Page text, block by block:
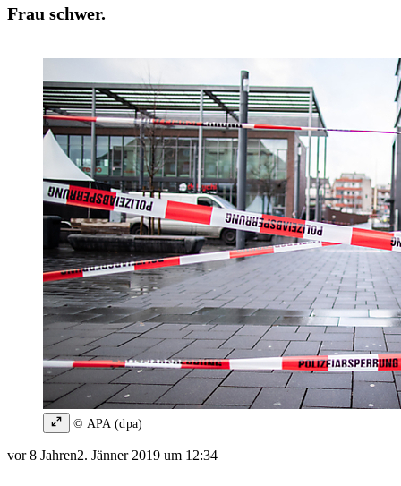
Frau schwer.
© APA (dpa)
vor 8 Jahren2. Jänner 2019 um 12:34